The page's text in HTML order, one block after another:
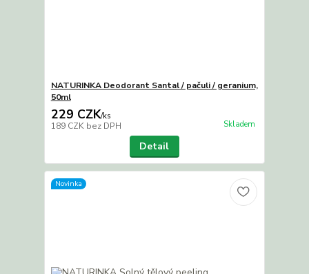
NATURINKA Deodorant Santal / pačuli / geranium,
50ml
229 CZK/ks
189 CZK bez DPH Skladem
Detail
Novinka